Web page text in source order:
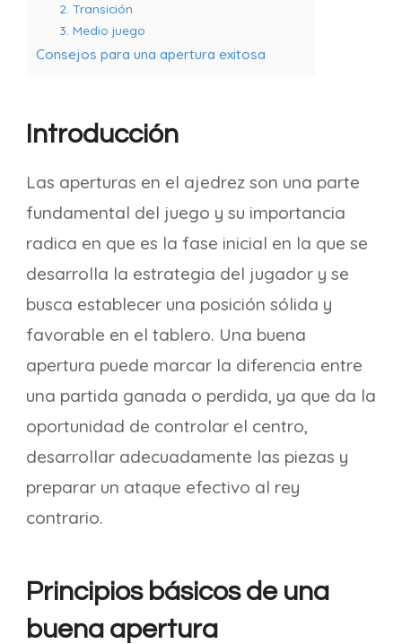
2. Transición
3. Medio juego
Consejos para una apertura exitosa
Introducción
Las aperturas en el ajedrez son una parte
fundamental del juego y su importancia
radica en que es la fase inicial en la que se
desarrolla la estrategia del jugador y se
busca establecer una posición sólida y
favorable en el tablero. Una buena
apertura puede marcar la diferencia entre
una partida ganada o perdida, ya que da la
oportunidad de controlar el centro,
desarrollar adecuadamente las piezas y
preparar un ataque efectivo al rey
contrario.
Principios básicos de una
buena apertura